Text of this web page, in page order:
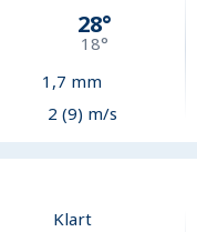
28°
18°
1,7 mm
2 (9) m/s
Klart